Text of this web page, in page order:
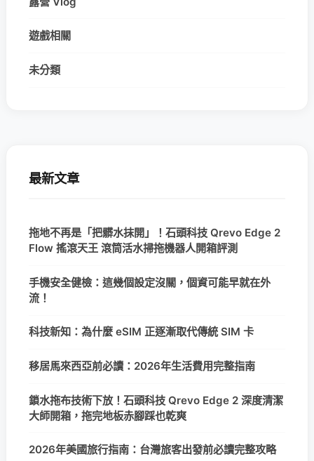
遊戲相關
未分類
最新文章
拖地不再是「把髒水抹開」！石頭科技 Qrevo Edge 2
Flow 搖滾天王 滾筒活水掃拖機器人開箱評測
手機安全健檢：這幾個設定沒關，個資可能早就在外
流！
科技新知：為什麼 eSIM 正逐漸取代傳統 SIM 卡
移居馬來西亞前必讀：2026年生活費用完整指南
鎖水拖布技術下放！石頭科技 Qrevo Edge 2 深度清潔
大師開箱，拖完地板赤腳踩也乾爽
2026年美國旅行指南：台灣旅客出發前必讀完整攻略